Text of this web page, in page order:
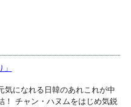
気になれる日韓のあれこれが中
！ チャン・ハヌムをはじめ気鋭